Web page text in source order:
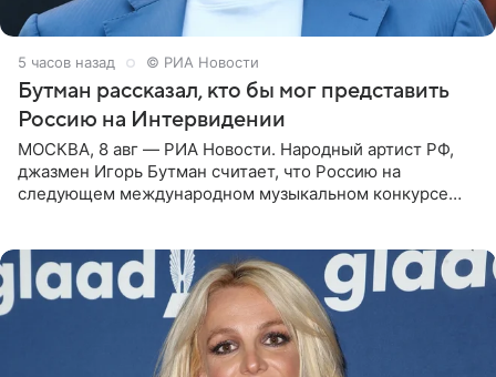
5 часов назад © РИА Новости
Бутман рассказал, кто бы мог представить
Россию на Интервидении
МОСКВА, 8 авг — РИА Новости. Народный артист РФ,
джазмен Игорь Бутман считает, что Россию на
следующем международном музыкальном конкурсе